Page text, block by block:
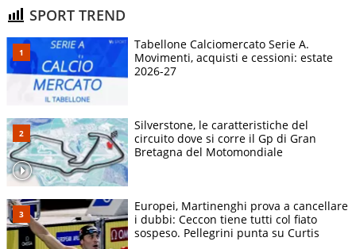
SPORT TREND
Tabellone Calciomercato Serie A.
Movimenti, acquisti e cessioni: estate
2026-27
Silverstone, le caratteristiche del
circuito dove si corre il Gp di Gran
Bretagna del Motomondiale
Europei, Martinenghi prova a cancellare
i dubbi: Ceccon tiene tutti col fiato
sospeso. Pellegrini punta su Curtis